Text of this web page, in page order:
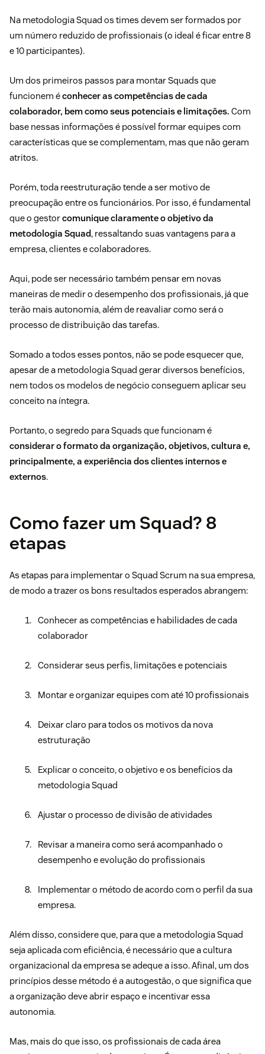
Na metodologia Squad os times devem ser formados por
um número reduzido de profissionais (o ideal é ficar entre 8
e 10 participantes).
Um dos primeiros passos para montar Squads que
funcionem éconhecer as competências de cada
colaborador, bem como seus potenciais e limitações. Com
base nessas informações é possível formar equipes com
características que se complementam, mas que não geram
atritos.
Porém, toda reestruturação tende a ser motivo de
preocupação entre os funcionários. Por isso, é fundamental
que o gestorcomunique claramente o objetivo da
metodologia Squad, ressaltando suas vantagens para a
empresa, clientes e colaboradores.
Aqui, pode ser necessário também pensar em novas
maneiras de medir o desempenho dos profissionais, já que
terão mais autonomia, além de reavaliar como será o
processo de distribuição das tarefas.
Somado a todos esses pontos, não se pode esquecer que,
apesar de a metodologia Squad gerar diversos benefícios,
nem todos os modelos de negócio conseguem aplicar seu
conceito na íntegra.
Portanto, o segredo para Squads que funcionam é
considerar o formato da organização, objetivos, cultura e,
principalmente, a experiência dosclientes internos e
externos.
Como fazer um Squad? 8
etapas
As etapas para implementar o Squad Scrum na sua empresa,
de modo a trazer os bons resultados esperados abrangem:
Conhecer as competências e habilidades de cada
colaborador
Considerar seus perfis, limitações e potenciais
Montar e organizar equipes com até 10 profissionais
Deixar claro para todos os motivos da nova
estruturação
Explicar o conceito, o objetivo e os benefícios da
metodologia Squad
Ajustar o processo de divisão de atividades
Revisar a maneira como será acompanhado o
desempenho e evolução do profissionais
Implementar o método de acordo com o perfil da sua
empresa.
Além disso, considere que, para que a metodologia Squad
seja aplicada com eficiência, é necessário que acultura
organizacional da empresa se adeque a isso. Afinal, um dos
princípios desse método é a autogestão, o que significa que
a organização deve abrir espaço e incentivar essa
autonomia.
Mas, mais do que isso, os profissionais de cada área